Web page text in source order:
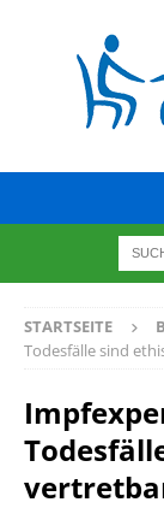
STARTSEITE
Todesfälle sind